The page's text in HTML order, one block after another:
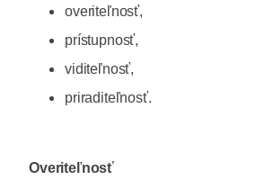
overiteľnosť,
prístupnosť,
viditeľnosť,
priraditeľnosť.
Overiteľnosť